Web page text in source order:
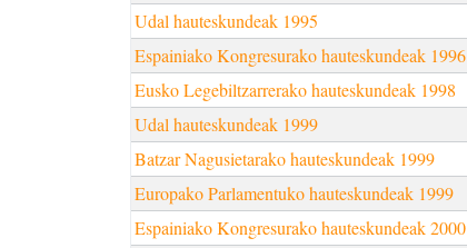
Udal hauteskundeak 1995
Espainiako Kongresurako hauteskundeak 1996
Eusko Legebiltzarrerako hauteskundeak 1998
Udal hauteskundeak 1999
Batzar Nagusietarako hauteskundeak 1999
Europako Parlamentuko hauteskundeak 1999
Espainiako Kongresurako hauteskundeak 2000